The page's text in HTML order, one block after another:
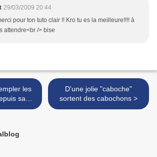
29/03/2009 20:44
pour ton tuto clair !! Kro tu es la meilleure!!!! à
attendre<br /> bise
sa
D'une jolie "caboche"
sortent des cabochons >